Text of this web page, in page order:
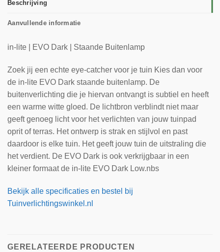
Beschrijving
Aanvullende informatie
in-lite | EVO Dark | Staande Buitenlamp
Zoek jij een echte eye-catcher voor je tuin Kies dan voor
de in-lite EVO Dark staande buitenlamp. De
buitenverlichting die je hiervan ontvangt is subtiel en heeft
een warme witte gloed. De lichtbron verblindt niet maar
geeft genoeg licht voor het verlichten van jouw tuinpad
oprit of terras. Het ontwerp is strak en stijlvol en past
daardoor is elke tuin. Het geeft jouw tuin de uitstraling die
het verdient. De EVO Dark is ook verkrijgbaar in een
kleiner formaat de in-lite EVO Dark Low.nbs
Bekijk alle specificaties en bestel bij
Tuinverlichtingswinkel.nl
GERELATEERDE PRODUCTEN